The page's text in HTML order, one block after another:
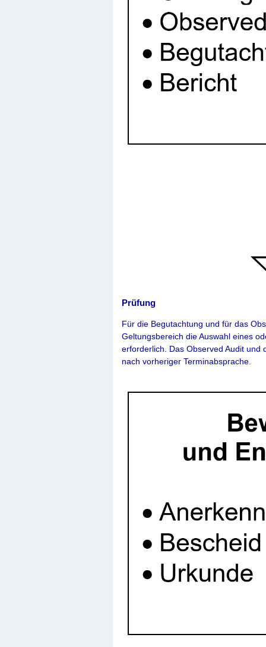
Prüfung
Für die Begutachtung und für das
Geltungsbereich die Auswahl eines
erforderlich. Das Observed Audit und
nach vorheriger Terminabsprache.